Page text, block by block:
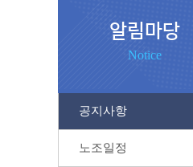
알림마당
Notice
공지사항
노조일정